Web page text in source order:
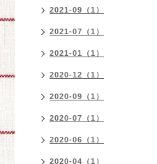
2021-09（1）
2021-07（1）
2021-01（1）
2020-12（1）
2020-09（1）
2020-07（1）
2020-06（1）
2020-04（1）